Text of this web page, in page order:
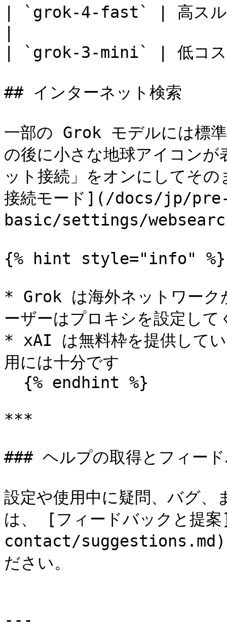
| `grok-4-fast` | 高スルー
| `grok-3-mini` | 低コ
## インターネット検索
一部の Grok モデルには標
の後に小さな地球アイコン
ット接続」をオンにしてそ
接続モード](/docs/jp/
basic/settings/
{% hint style="info" %}
* Grok は海外ネットワーク
ーザーはプロキシを設定して
* xAI は無料枠を提供してい
用には十分です
***
### ヘルプの取得とフィー
設定や使用中に疑問、バグ、
は、 [フィードバックと
contact/suggestions.md)
ださい。
---